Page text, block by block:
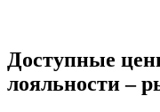
Доступные
лояльности –